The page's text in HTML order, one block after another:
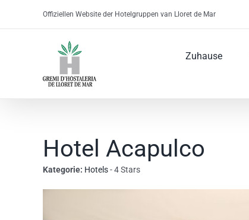
Offiziellen Website der Hotelgruppen van Lloret de Mar
Zuhause
Hotel Acapulco
Kategorie: Hotels- 4 Stars